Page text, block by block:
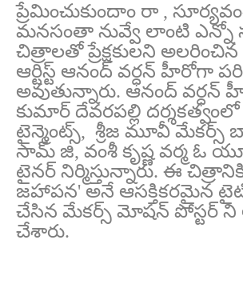
ప్రేమించుకుందాం రా ,
మనసంతా నువ్వే లాంటి ఎన్నో
చిత్రాలతో ప్రేక్షకులని
ఆర్టిస్ట్ ఆనంద్ వర్ధన్ హీరోగా
అవుతున్నారు. ఆనంద్ వర్ధన్
కుమార్ దేవరపల్లి
టైన్మెంట్స్, శ్రీజ మూవీ మేకర్స్
సామ్ జి, వంశీ కృష్ణ వర్మ ఓ
టైనర్ నిర్మిస్తున్నారు. ఈ
జహాపన' అనే ఆసక్తికరమైన
చేసిన మేకర్స్ మోషన్ పోస్టర్
చేశారు.